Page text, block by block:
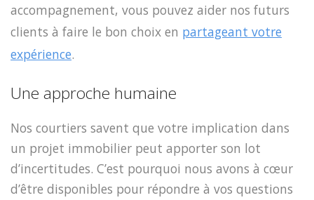
accompagnement, vous pouvez aider nos futurs
clients à faire le bon choix en partageant votre
expérience.
Une approche humaine
Nos courtiers savent que votre implication dans
un projet immobilier peut apporter son lot
d’incertitudes. C’est pourquoi nous avons à cœur
d’être disponibles pour répondre à vos questions